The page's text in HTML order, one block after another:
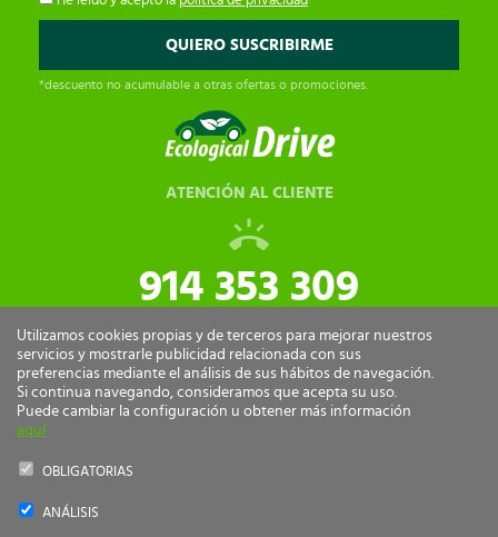
*descuento no acumulable a otras ofertas o promociones.
ATENCIÓN AL CLIENTE
914 353 309
tiendaonline@ecologicaldrive.com
Utilizamos cookies propias y de terceros para mejorar nuestros
servicios y mostrarle publicidad relacionada con sus
preferencias mediante el análisis de sus hábitos de navegación.
Si continua navegando, consideramos que acepta su uso.
Puede cambiar la configuración u obtener más información
aquí
OBLIGATORIAS
ANÁLISIS